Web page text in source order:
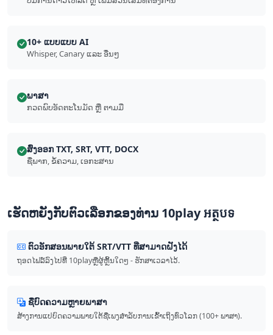
10+ ແບບ​ແບບ AI
Whisper, Canary ແລະ ອື່ນໆ
ພາສາ
ກວດພົບ​ອັດຕະໂນມັດ ຫຼື ຕາມ​ມື
ສົ່ງອອກ TXT, SRT, VTT, DOCX
ຊື່​ພາກ, ຂໍ້​ຄວາມ, ເອກະສານ
ເຮັດ​ຫຍັງ​ກັບ​ຕົວ​ເລືອກ​ຂອງ​ທ່ານ 10play ​អត្ថបទ​
ຕົວອັກສອນ​ພາຍໃຕ້ SRT/VTT ທີ່ສາມາດ​ຝັງ​ໄດ້
ຖອດ​ໄຟລ໌​ລົງ​ໄປ​ທີ່ 10playຫຼືຜູ້ຫຼິ້ນໃດໆ - ຮັກສາເວລາໄວ້.
ຊື່​ບົດ​ຄວາມ​ຫຼາຍ​ພາສາ
ສ້າງ​ການ​ແປ​ບົດ​ຄວາມ​ພາຍ​ໃຕ້​ຊື່​ເພງ​ສໍາລັບ​ການ​ເຂົ້າເຖິງ​ທົ່ວໂລກ (100+ ພາສາ).